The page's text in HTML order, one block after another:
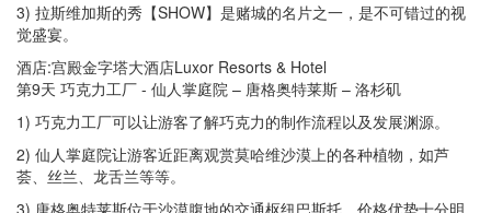
3) 拉斯维加斯的秀【SHOW】是赌城的名片之一，是不可错过的视
觉盛宴。
酒店:宫殿金字塔大酒店Luxor Resorts & Hotel
第9天 巧克力工厂 - 仙人掌庭院 – 唐格奥特莱斯 – 洛杉矶
1) 巧克力工厂可以让游客了解巧克力的制作流程以及发展渊源。
2) 仙人掌庭院让游客近距离观赏莫哈维沙漠上的各种植物，如芦
荟、丝兰、龙舌兰等等。
3) 唐格奥特莱斯位于沙漠腹地的交通枢纽巴斯托，价格优势十分明